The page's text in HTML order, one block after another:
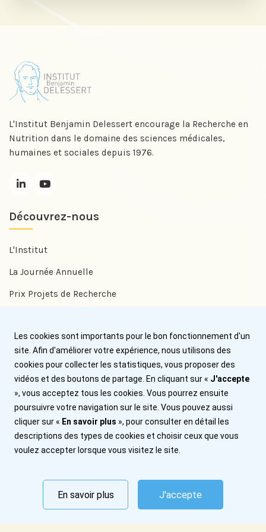
Abonnez-vous
mail, recevez nos newsletters en
Prix Projets de Recherche
L'Institut Benjamin Delessert encourage la Recherche en
Nutrition dans le domaine des sciences médicales,
humaines et sociales depuis 1976.
Découvrez-nous
L'Institut
La Journée Annuelle
Prix Projets de Recherche
Prix Jean Trémolières
Aide
Nous contacter
Plan du site
Mentions légales
© 2026 Institut Benjamin Delessert. Tous droits réservés.
Politique de confidentialité
Les cookies sont importants pour le bon fonctionnement d'un
site. Afin d'améliorer votre expérience, nous utilisons des
cookies pour collecter les statistiques, vous proposer des
vidéos et des boutons de partage. En cliquant sur « J'accepte
», vous acceptez tous les cookies. Vous pourrez ensuite
poursuivre votre navigation sur le site. Vous pouvez aussi
cliquer sur « En savoir plus », pour consulter en détail les
descriptions des types de cookies et choisir ceux que vous
voulez accepter lorsque vous visitez le site.
En savoir plus J'accepte